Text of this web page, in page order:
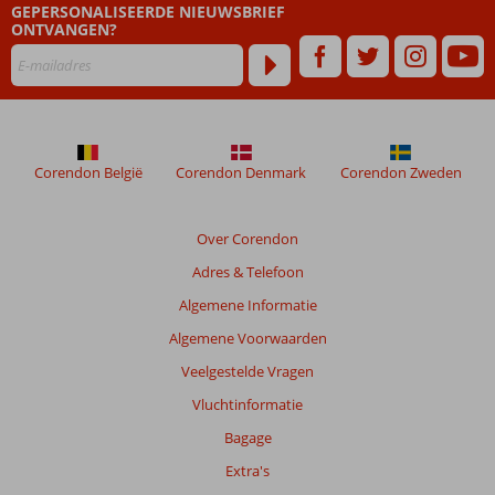
ouder
zijn
maanden
niet
meer
GEPERSONALISEERDE NIEUWSBRIEF
ONTVANGEN?
Over Corendon
Adres & Telefoon
Algemene Informatie
Algemene Voorwaarden
Veelgestelde Vragen
Vluchtinformatie
Bagage
Extra's
Corendon België Corendon Denmark Corendon Zweden